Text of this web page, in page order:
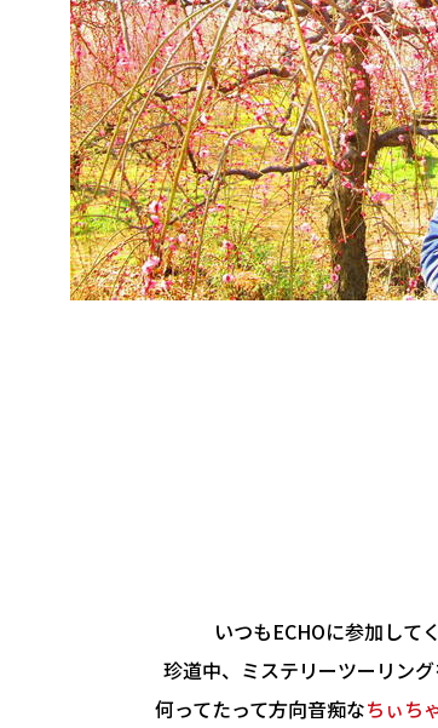
いつもECHOに参加して
珍道中、ミステリーツーリン
何ってたって方向音痴なちぃち